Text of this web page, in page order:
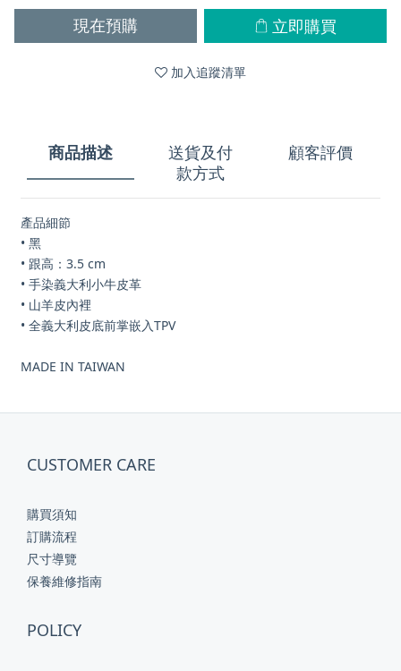
現在預購 立即購買
加入追蹤清單
商品描述
送貨及付
款方式
顧客評價
產品細節
• 黑
• 跟高：3.5 cm
• 手染義大利小牛皮革
• 山羊皮內裡
• 全義大利皮底前掌嵌入TPV
MADE IN TAIWAN
CUSTOMER CARE
購買須知
訂購流程
尺寸導覽
保養維修指南
POLICY